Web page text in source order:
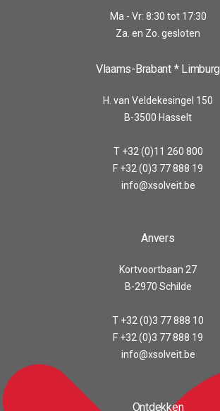
Ma - Vr: 8:30 tot 17:30
Za. en Zo. gesloten
Vlaams-Brabant * Limburg
H. van Veldekesingel 150
B-3500 Hasselt
T +32 (0)11 260 800
F +32 (0)3 77 888 19
info@xsolveit.be
Anvers
Kortvoortbaan 27
B-2970 Schilde
T +32 (0)3 77 888 10
F +32 (0)3 77 888 19
info@xsolveit.be
Ontdekken